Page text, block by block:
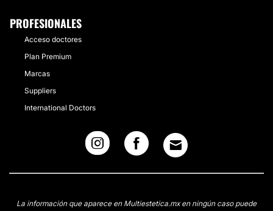
PROFESIONALES
Acceso doctores
Plan Premium
Marcas
Suppliers
International Doctors
La información que aparece en Multiestetica.mx en ningún caso puede